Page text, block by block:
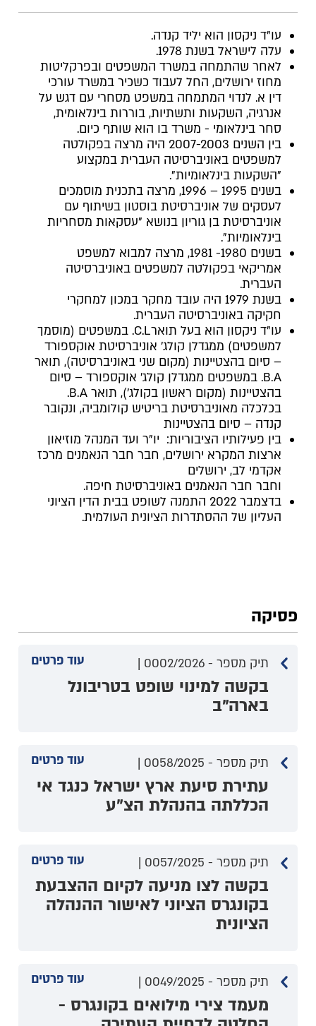
עו"ד ניקסון הוא יליד קנדה.
עלה לישראל בשנת 1978.
לאחר שהתמחה במשרד המשפטים ובפרקליטות
מחוז ירושלים, החל לעבוד כשכיר במשרד עורכי
דין א. לנדוי המתמחה במשפט מסחרי עם דגש על
אנרגיה, השקעות ותשתיות, בוררות בינלאומית,
סחר בינלאומי - משרד בו הוא שותף כיום.
בין השנים 2007-2003 היה מרצה בפקולטה
למשפטים באוניברסיטה העברית במקצוע
"השקעות בינלאומיות".
בשנים 1995 – 1996, מרצה בתכנית מוסמכים
לעסקים של אוניברסיטת בוסטון בשיתוף עם
אוניברסיטת בן גוריון בנושא "עסקאות מסחריות
בינלאומיות".
בשנים 1980- 1981, מרצה למבוא למשפט
אמריקאי בפקולטה למשפטים באוניברסיטה
העברית.
בשנת 1979 היה עובד מחקר במכון למחקרי
חקיקה באוניברסיטה העברית.
עו"ד ניקסון הוא בעל תוארC.L. במשפטים (מוסמך
למשפטים) ממגדלן קולג' אוניברסיטת אוקספורד
– סיום בהצטיינות (מקום שני באוניברסיטה), תואר
B.A. במשפטים ממגדלן קולג' אוקספורד – סיום
בהצטיינות (מקום ראשון בקולג'), תואר B.A.
בכלכלה מאוניברסיטת בריטיש קולומביה, ונקובר
קנדה – סיום בהצטיינות
בין פעילותיו הציבוריות: יו"ר ועד המנהל מוזיאון
ארצות המקרא ירושלים, חבר חבר הנאמנים מרכז
אקדמי לב, ירושלים
וחבר חבר הנאמנים באוניברסיטת חיפה.
בדצמבר 2022 התמנה לשופט בבית הדין הציוני
העליון של ההסתדרות הציונית העולמית.
פסיקה
עוד פרטים תיק מספר - 0002/2026 |
בקשה למינוי שופט בטריבונל
בארה"ב
עוד פרטים תיק מספר - 0058/2025 |
עתירת סיעת ארץ ישראל כנגד אי
הכללתה בהנהלת הצ"ע
עוד פרטים תיק מספר - 0057/2025 |
בקשה לצו מניעה לקיום ההצבעת
בקונגרס הציוני לאישור ההנהלה
הציונית
עוד פרטים תיק מספר - 0049/2025 |
מעמד צירי מילואים בקונגרס -